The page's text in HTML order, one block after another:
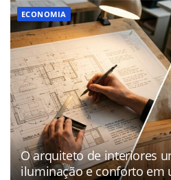
ECONOMIA
O arquiteto de interiores
iluminação e conforto em